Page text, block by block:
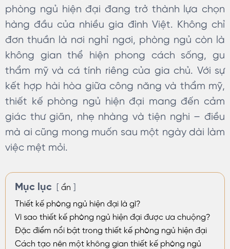
phòng ngủ hiện đại đang trở thành lựa chọn
hàng đầu của nhiều gia đình Việt. Không chỉ
đơn thuần là nơi nghỉ ngơi, phòng ngủ còn là
không gian thể hiện phong cách sống, gu
thẩm mỹ và cá tính riêng của gia chủ. Với sự
kết hợp hài hòa giữa công năng và thẩm mỹ,
thiết kế phòng ngủ hiện đại mang đến cảm
giác thư giãn, nhẹ nhàng và tiện nghi – điều
mà ai cũng mong muốn sau một ngày dài làm
việc mệt mỏi.
Mục lục
ẩn
Thiết kế phòng ngủ hiện đại là gì?
Vì sao thiết kế phòng ngủ hiện đại được ưa chuộng?
Đặc điểm nổi bật trong thiết kế phòng ngủ hiện đại
Cách tạo nên một không gian thiết kế phòng ngủ